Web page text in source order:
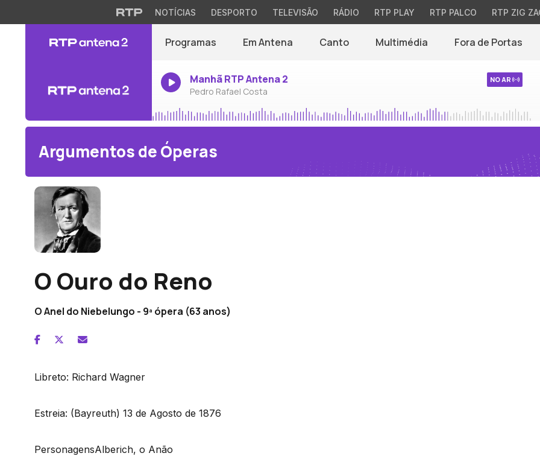
NOTÍCIAS DESPORTO TELEVISÃO RÁDIO RTP PLAY RTP PALCO RTP ZIG
Programas Em Antena Canto Multimédia Fora de Portas
Manhã RTP Antena 2
Pedro Rafael Costa
NO AR
Argumentos de Óperas
O Ouro do Reno
O Anel do Niebelungo - 9ª ópera (63 anos)
Libreto: Richard Wagner
Estreia: (Bayreuth) 13 de Agosto de 1876
PersonagensAlberich, o Anão